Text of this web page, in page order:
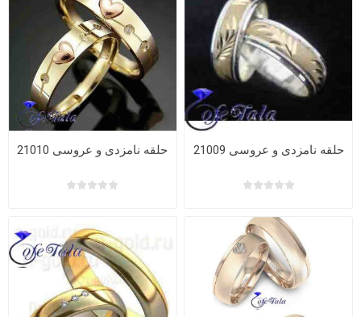
حلقه نامزدی و عروسی 21009 حلقه نامزدی و عروسی 21010